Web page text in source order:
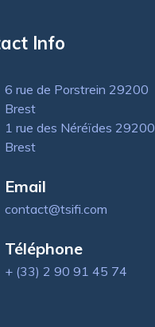
Info
6 rue de Porstrein 29200
Brest
1 rue des Néréïdes 29200
Brest
Email
contact@tsifi.com
Téléphone
+ (33) 2 90 91 45 74